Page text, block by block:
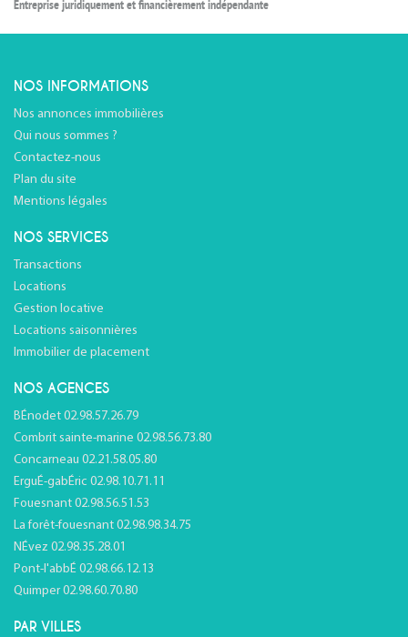
Entreprise juridiquement et financièrement indépendante
NOS INFORMATIONS
Nos annonces immobilières
Qui nous sommes ?
Contactez-nous
Plan du site
Mentions légales
NOS SERVICES
Transactions
Locations
Gestion locative
Locations saisonnières
Immobilier de placement
NOS AGENCES
BÉnodet 02.98.57.26.79
Combrit sainte-marine 02.98.56.73.80
Concarneau 02.21.58.05.80
ErguÉ-gabÉric 02.98.10.71.11
Fouesnant 02.98.56.51.53
La forêt-fouesnant 02.98.98.34.75
NÉvez 02.98.35.28.01
Pont-l'abbÉ 02.98.66.12.13
Quimper 02.98.60.70.80
PAR VILLES